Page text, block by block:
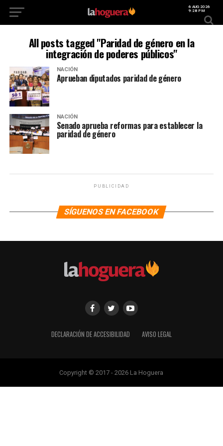
6 AUG 2026
9:28 PM
All posts tagged "Paridad de género en la
integración de poderes públicos"
NACIÓN
Aprueban diputados paridad de género
NACIÓN
Senado aprueba reformas para establecer la
paridad de género
PUBLICIDAD
SÍGUENOS EN FACEBOOK
DECLARACIÓN DE ACCESIBILIDAD AVISO LEGAL
Copyright © 2017 - 2026 La Hoguera